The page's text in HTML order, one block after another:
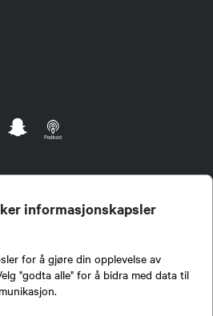
informasjonskapsler
for å gjøre din opplevelse av
"godta alle" for å bidra med data til
miljøene for formidling av kunnskap om jakt og
organisasjon, men har et sterkt jakt-, fiske-, og